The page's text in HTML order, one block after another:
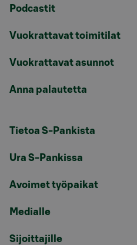
Podcastit
Vuokrattavat toimitilat
Vuokrattavat asunnot
Anna palautetta
Tietoa S-Pankista
Ura S-Pankissa
Avoimet työpaikat
Medialle
Sijoittajille